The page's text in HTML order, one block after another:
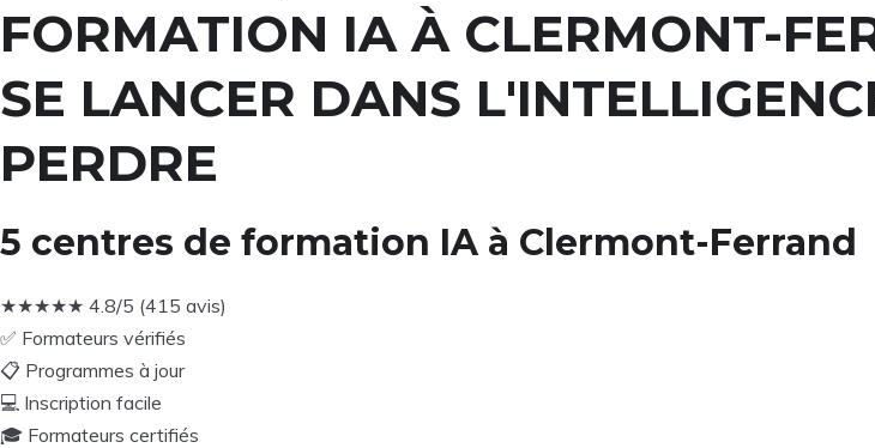
FORMATION IA À CLERMONT-
SE LANCER DANS
PERDRE
5 centres de formation IA à Clermont-Ferrand
★★★★★ 4.8/5 (415 avis)
✅ Formateurs vérifiés
📋 Programmes à jour
💻 Inscription facile
🎓 Formateurs certifiés